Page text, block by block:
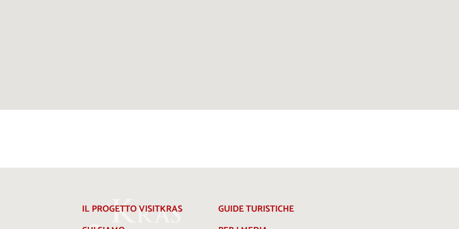
IL PROGETTO VISITKRAS
GUIDE TURISTICHE